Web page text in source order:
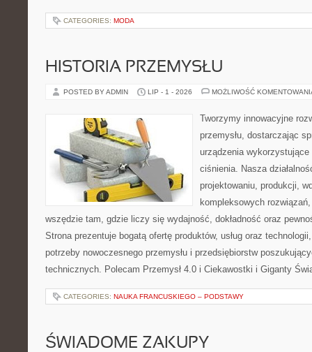
CATEGORIES: MODA
HISTORIA PRZEMYSŁU
POSTED BY ADMIN LIP - 1 - 2026 MOŻLIWOŚĆ
Tworzymy innowacyjne
przemysłu, dostarczając
urządzenia
ciśnienia. Nasza
projektowaniu, produkcji,
kompleksowych
wszędzie tam, gdzie liczy się wydajność, dokładność oraz
Strona prezentuje bogatą ofertę produktów, usług oraz
potrzeby nowoczesnego przemysłu i przedsiębiorstw
technicznych. Polecam Przemysł 4.0 i Ciekawostki i Giganty
CATEGORIES: NAUKA FRANCUSKIEGO – PODSTAWY
ŚWIADOME ZAKUPY